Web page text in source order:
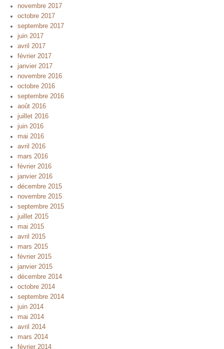
novembre 2017
octobre 2017
septembre 2017
juin 2017
avril 2017
février 2017
janvier 2017
novembre 2016
octobre 2016
septembre 2016
août 2016
juillet 2016
juin 2016
mai 2016
avril 2016
mars 2016
février 2016
janvier 2016
décembre 2015
novembre 2015
septembre 2015
juillet 2015
mai 2015
avril 2015
mars 2015
février 2015
janvier 2015
décembre 2014
octobre 2014
septembre 2014
juin 2014
mai 2014
avril 2014
mars 2014
février 2014